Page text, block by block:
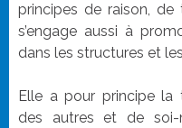
principes de raison,
s’engage aussi à
dans les structures et
Elle a pour principe la
des autres et de soi-